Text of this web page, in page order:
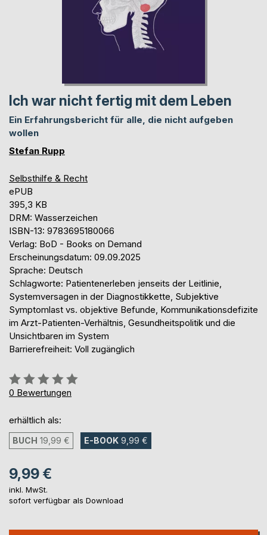
Ich war nicht fertig mit dem Leben
Ein Erfahrungsbericht für alle, die nicht aufgeben
wollen
Stefan Rupp
Selbsthilfe & Recht
ePUB
395,3 KB
DRM: Wasserzeichen
ISBN-13: 9783695180066
Verlag: BoD - Books on Demand
Erscheinungsdatum: 09.09.2025
Sprache: Deutsch
Schlagworte: Patientenerleben jenseits der Leitlinie,
Systemversagen in der Diagnostikkette, Subjektive
Symptomlast vs. objektive Befunde, Kommunikationsdefizite
im Arzt-Patienten-Verhältnis, Gesundheitspolitik und die
Unsichtbaren im System
Barrierefreiheit: Voll zugänglich
Bewertung::
0%
0 Bewertungen
erhältlich als:
BUCH 19,99 € E-BOOK 9,99 €
9,99 €
inkl. MwSt.
sofort verfügbar als Download